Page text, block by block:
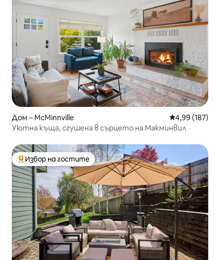
Дом – McMinnville Средна
4,99 (187)
Уютна къща, сгушена в сърцето на Макминвил
Най-популярен избор на гостите
Избор на гостите